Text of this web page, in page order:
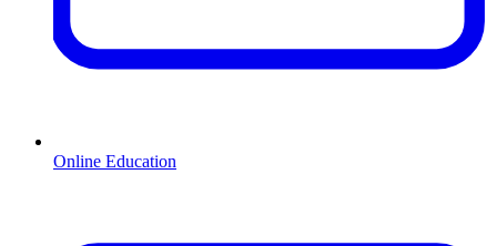
Online Education